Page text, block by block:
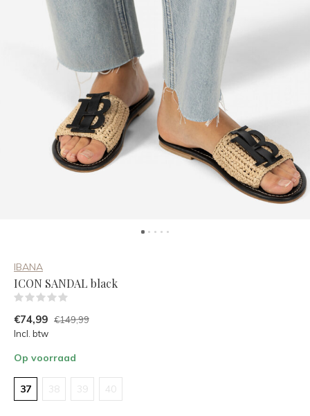
IBANA
ICON SANDAL black
€74,99 €149,99
Incl. btw
Op voorraad
37 38 39 40